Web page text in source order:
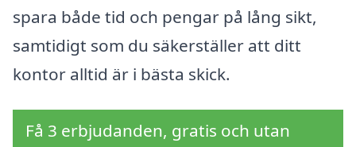
spara både tid och pengar på lång sikt,
samtidigt som du säkerställer att ditt
kontor alltid är i bästa skick.
Få 3 erbjudanden, gratis och utan